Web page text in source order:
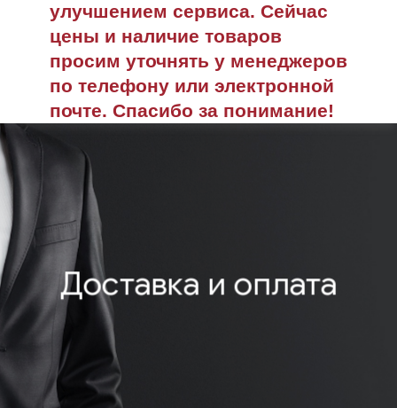
улучшением сервиса. Сейчас
цены и наличие товаров
просим уточнять у менеджеров
по телефону или электронной
почте. Спасибо за понимание!
Доставка и оплата